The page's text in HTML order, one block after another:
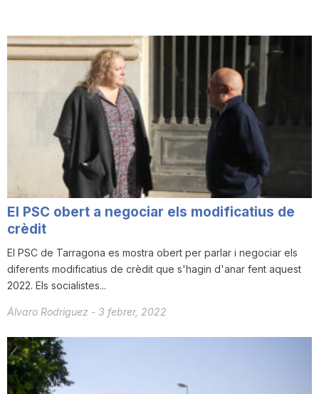
g
a
El PSC obert a negociar els modificatius de
crèdit
El PSC de Tarragona es mostra obert per parlar i negociar els
diferents modificatius de crèdit que s'hagin d'anar fent aquest
2022. Els socialistes...
Álvaro Rodriguez - 3 febrer, 2022